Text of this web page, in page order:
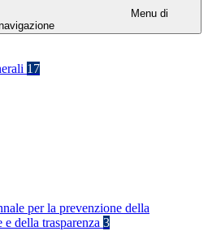
Menu di
17
per la prevenzione della
e della trasparenza 3